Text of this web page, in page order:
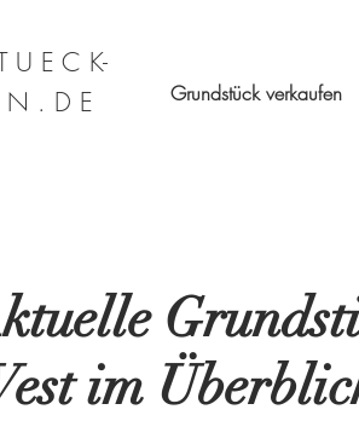
U E C K-
N . D E
Grundstück verkaufen
im